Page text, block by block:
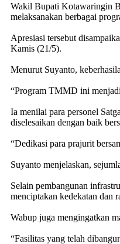
Wakil Bupati Kotawaringin
melaksanakan berbagai
Apresiasi tersebut
Kamis (21/5).
Menurut Suyanto,
“Program TMMD ini
Ia menilai para personel
diselesaikan dengan baik
“Dedikasi para prajurit
Suyanto menjelaskan,
Selain pembangunan
menciptakan kedekatan dan
Wabup juga mengingatkan
“Fasilitas yang telah